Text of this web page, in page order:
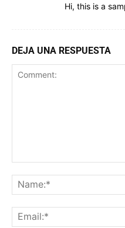
Hi, this is a
DEJA UNA RESPUESTA